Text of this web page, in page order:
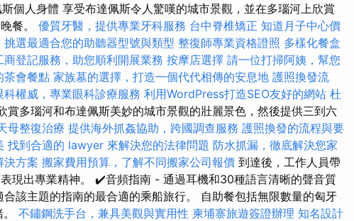
個人身體 享受布達佩斯令人驚嘆的城市景觀，並在多瑙河上欣賞
餐。 優質牙醫，提供專業牙科服務 台中脊椎矯正 知道月子中心價
挑選最適合您的助聽器型號與類型 整復師專業資格證照 多樣化餐盒
商登記服務，助您順利開展業務 按摩店選擇 請一位打掃阿姨，幫您
茶會餐點 家族墓的選擇，打造一個代代相傳的安息地 護照換發流
科權威，專業眼科診療服務 利用WordPress打造SEO友好的網站 杜
賞多瑙河和布達佩斯美妙的城市景觀的壯麗景色，然後提供三到六
母整復治療 提供海外抓姦協助，跨國調查服務 護照換發的流程與要
找到合適的 lawyer 來解決您的法律問題 防水抓漏，徹底解決您家
決方案 搬家費用預算，了解不同搬家公司報價 到達後，工作人員帶
現出專業精神。 ✔️音頻指南 - 通過耳機和30種語言清晰的聲音質
該主題的指南的最合適的乘船旅行。 自助餐包括無限數量的匈牙
不鏽鋼洗手台，兼具美觀與實用性 柬埔寨旅遊簽證辦理 知名設計